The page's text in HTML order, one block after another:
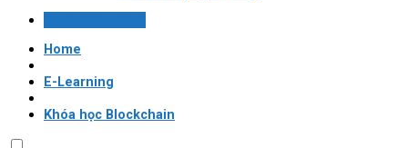
Home
E-Learning
Khóa học Blockchain